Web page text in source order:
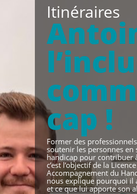
Itinéraires
cap !
Former des
soutenir les personnes en
handicap pour contribuer
c’est l’objectif de la
Accompagnement du
nous explique pourquoi il
et ce que lui apporte son